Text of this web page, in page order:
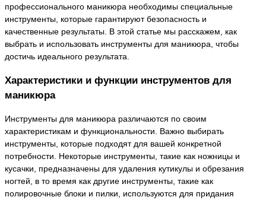
профессионального маникюра необходимы специальные
инструменты, которые гарантируют безопасность и
качественные результаты. В этой статье мы расскажем, как
выбрать и использовать инструменты для маникюра, чтобы
достичь идеального результата.
Характеристики и функции инструментов для
маникюра
Инструменты для маникюра различаются по своим
характеристикам и функциональности. Важно выбирать
инструменты, которые подходят для вашей конкретной
потребности. Некоторые инструменты, такие как ножницы и
кусачки, предназначены для удаления кутикулы и обрезания
ногтей, в то время как другие инструменты, такие как
полировочные блоки и пилки, используются для придания